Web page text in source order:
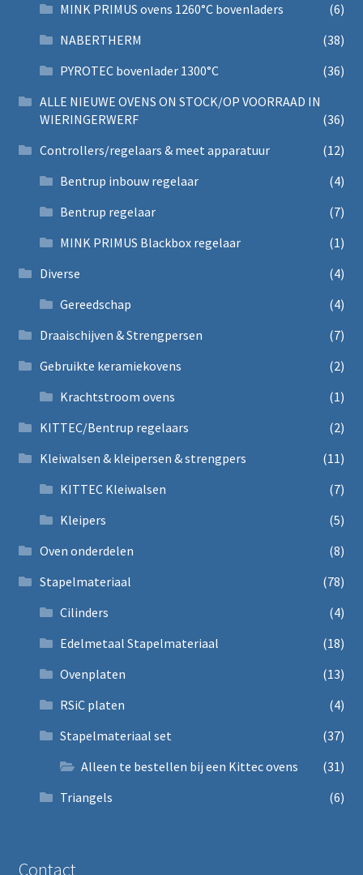
MINK PRIMUS ovens 1260°C bovenladers
(6)
NABERTHERM
(38)
PYROTEC bovenlader 1300°C
(36)
ALLE NIEUWE OVENS ON STOCK/OP VOORRAAD IN
WIERINGERWERF
(36)
Controllers/regelaars & meet apparatuur
(12)
Bentrup inbouw regelaar
(4)
Bentrup regelaar
(7)
MINK PRIMUS Blackbox regelaar
(1)
Diverse
(4)
Gereedschap
(4)
Draaischijven & Strengpersen
(7)
Gebruikte keramiekovens
(2)
Krachtstroom ovens
(1)
KITTEC/Bentrup regelaars
(2)
Kleiwalsen & kleipersen & strengpers
(11)
KITTEC Kleiwalsen
(7)
Kleipers
(5)
Oven onderdelen
(8)
Stapelmateriaal
(78)
Cilinders
(4)
Edelmetaal Stapelmateriaal
(18)
Ovenplaten
(13)
RSiC platen
(4)
Stapelmateriaal set
(37)
Alleen te bestellen bij een Kittec ovens
(31)
Triangels
(6)
Contact